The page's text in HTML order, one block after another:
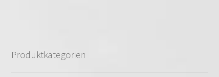
Produktkategorien